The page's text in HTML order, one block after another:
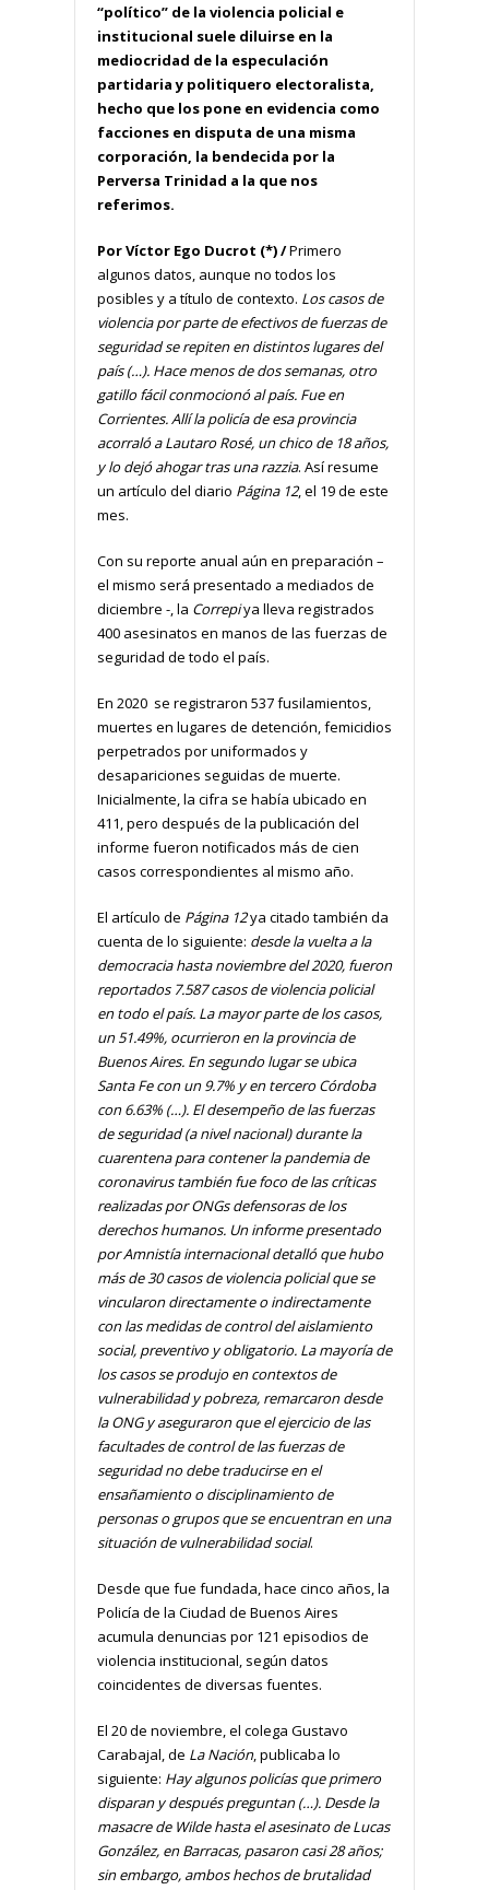
“político” de la violencia policial e
institucional suele diluirse en la
mediocridad de la especulación
partidaria y politiquero electoralista,
hecho que los pone en evidencia como
facciones en disputa de una misma
corporación, la bendecida por la
Perversa Trinidad a la que nos
referimos.
Por Víctor Ego Ducrot (*) /Primero
algunos datos, aunque no todos los
posibles y a título de contexto. Los casos de
violencia por parte de efectivos de fuerzas de
seguridad se repiten en distintos lugares del
país (…). Hace menos de dos semanas, otro
gatillo fácil conmocionó al país. Fue en
Corrientes. Allí la policía de esa provincia
acorraló a Lautaro Rosé, un chico de 18 años,
y lo dejó ahogar tras una razzia. Así resume
un artículo del diario Página 12, el 19 de este
mes.
Con su reporte anual aún en preparación –
el mismo será presentado a mediados de
diciembre -, la Correpiya lleva registrados
400 asesinatos en manos de las fuerzas de
seguridad de todo el país.
En 2020 se registraron 537 fusilamientos,
muertes en lugares de detención, femicidios
perpetrados por uniformados y
desapariciones seguidas de muerte.
Inicialmente, la cifra se había ubicado en
411, pero después de la publicación del
informe fueron notificados más de cien
casos correspondientes al mismo año.
El artículo de Página 12ya citado también da
cuenta de lo siguiente: desde la vuelta a la
democracia hasta noviembre del 2020, fueron
reportados 7.587 casos de violencia policial
en todo el país. La mayor parte de los casos,
un 51.49%, ocurrieron en la provincia de
Buenos Aires. En segundo lugar se ubica
Santa Fe con un 9.7% y en tercero Córdoba
con 6.63% (…). El desempeño de las fuerzas
de seguridad (a nivel nacional) durante la
cuarentena para contener la pandemia de
coronavirus también fue foco de las críticas
realizadas por ONGs defensoras de los
derechos humanos. Un informe presentado
por Amnistía internacional detalló que hubo
más de 30 casos de violencia policial que se
vincularon directamente o indirectamente
con las medidas de control del aislamiento
social, preventivo y obligatorio. La mayoría de
los casos se produjo en contextos de
vulnerabilidad y pobreza, remarcaron desde
la ONG y aseguraron que el ejercicio de las
facultades de control de las fuerzas de
seguridad no debe traducirse en el
ensañamiento o disciplinamiento de
personas o grupos que se encuentran en una
situación de vulnerabilidad social.
Desde que fue fundada, hace cinco años, la
Policía de la Ciudad de Buenos Aires
acumula denuncias por 121 episodios de
violencia institucional, según datos
coincidentes de diversas fuentes.
El 20 de noviembre, el colega Gustavo
Carabajal, de La Nación, publicaba lo
siguiente: Hay algunos policías que primero
disparan y después preguntan (…). Desde la
masacre de Wilde hasta el asesinato de Lucas
González, en Barracas, pasaron casi 28 años;
sin embargo, ambos hechos de brutalidad